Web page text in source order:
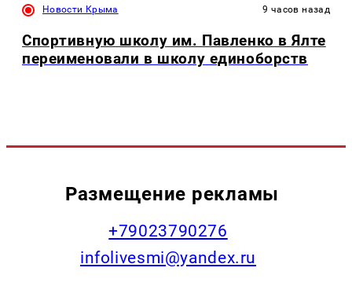
Новости Крыма 9 часов назад
Спортивную школу им. Павленко в Ялте
переименовали в школу единоборств
Размещение рекламы
+79023790276
infolivesmi@yandex.ru